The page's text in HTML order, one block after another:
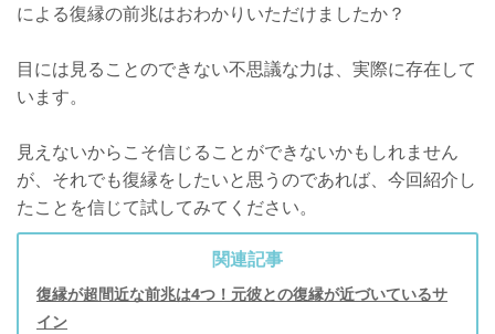
による復縁の前兆はおわかりいただけましたか？
目には見ることのできない不思議な力は、実際に存在して
います。
見えないからこそ信じることができないかもしれません
が、それでも復縁をしたいと思うのであれば、今回紹介し
たことを信じて試してみてください。
関連記事
復縁が超間近な前兆は4つ！元彼との復縁が近づいているサ
イン